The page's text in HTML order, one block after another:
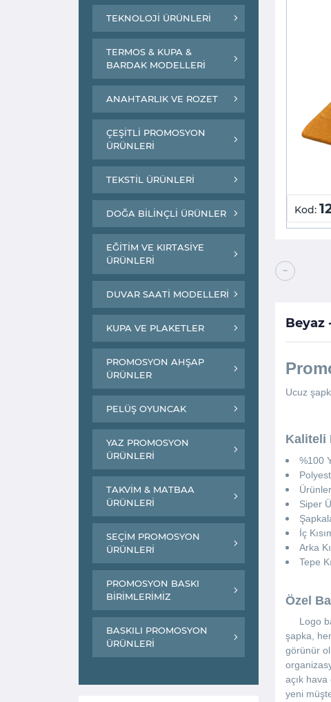
TEKNOLOJİ ÜRÜNLERİ
TERMOS & KUPA &
BARDAK MODELLERİ
ANAHTARLIK VE ROZET
ÇEŞİTLİ PROMOSYON
ÜRÜNLERİ
TEKSTİL ÜRÜNLERİ
DOĞA BİLİNÇLİ ÜRÜNLER
EĞİTİM VE KIRTASİYE
ÜRÜNLERİ
DUVAR SAATİ MODELLERİ
KUPA VE PLAKETLER
PROMOSYON AHŞAP
ÜRÜNLER
PELÜŞ OYUNCAK
YAZ PROMOSYON
ÜRÜNLERİ
TAKVİM & MATBAA
ÜRÜNLERİ
SEÇİM PROMOSYON
ÜRÜNLERİ
PROMOSYON BASKI
BİRİMLERİMİZ
BASKILI PROMOSYON
ÜRÜNLERİ
Kod:
−
Beyaz
Ucuz
Kaliteli
%100
Siper
İç
Arka
Tepe
Özel
Logo
şapka,
görünür
açık
yeni